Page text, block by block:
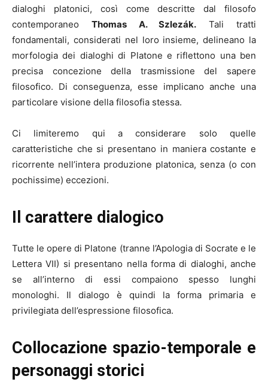
dialoghi platonici, così come descritte dal filosofo
contemporaneo Thomas A. Szlezák. Tali tratti
fondamentali, considerati nel loro insieme, delineano la
morfologia dei dialoghi di Platone e riflettono una ben
precisa concezione della trasmissione del sapere
filosofico. Di conseguenza, esse implicano anche una
particolare visione della filosofia stessa.
Ci limiteremo qui a considerare solo quelle
caratteristiche che si presentano in maniera costante e
ricorrente nell’intera produzione platonica, senza (o con
pochissime) eccezioni.
Il carattere dialogico
Tutte le opere di Platone (tranne l’Apologia di Socrate e le
Lettera VII) si presentano nella forma di dialoghi, anche
se all’interno di essi compaiono spesso lunghi
monologhi. Il dialogo è quindi la forma primaria e
privilegiata dell’espressione filosofica.
Collocazione spazio-temporale e
personaggi storici